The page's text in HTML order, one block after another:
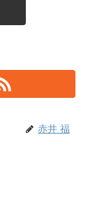
赤井 福